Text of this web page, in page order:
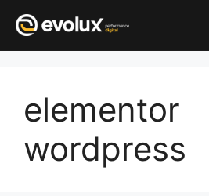
conteúdo
elementor
wordpress